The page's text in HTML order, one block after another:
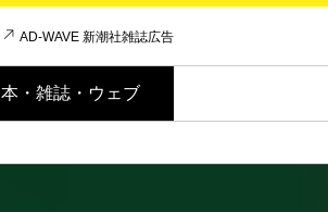
AD-WAVE 新潮社雑誌広告
本・雑誌・ウェブ